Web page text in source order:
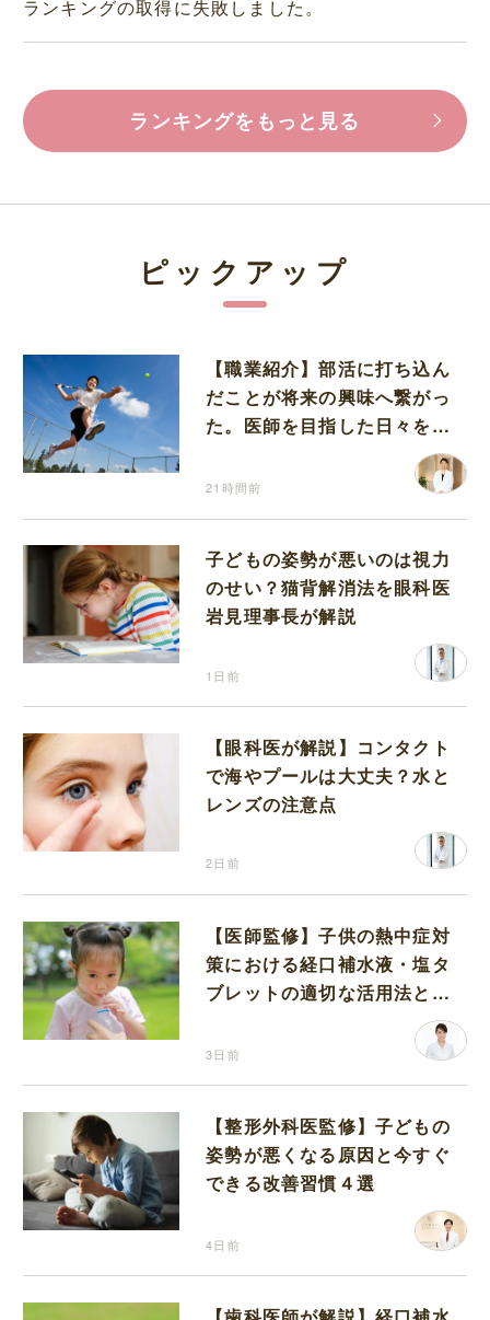
ランキングの取得に失敗しました。
ランキングをもっと見る
ピックアップ
【職業紹介】部活に打ち込ん
だことが将来の興味へ繋がっ
た。医師を目指した日々を振
21時間前
子どもの姿勢が悪いのは視力
のせい？猫背解消法を眼科医
岩見理事長が解説
1日前
【眼科医が解説】コンタクト
で海やプールは大丈夫？水と
レンズの注意点
2日前
【医師監修】子供の熱中症対
策における経口補水液・塩タ
ブレットの適切な活用法と水
3日前
【整形外科医監修】子どもの
姿勢が悪くなる原因と今すぐ
できる改善習慣４選
4日前